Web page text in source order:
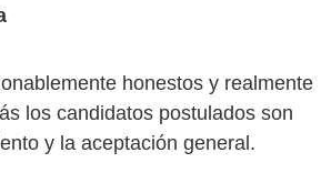
honestos y realmente
los candidatos postulados son
y la aceptación general.